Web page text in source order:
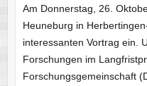
Am Donnerstag, 26.
Heuneburg in
interessanten Vortrag ein.
Forschungen im
Forschungsgemeinschaft